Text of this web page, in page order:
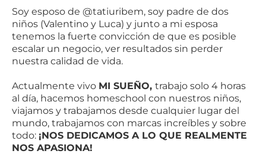
Soy esposo de @tatiuribem, soy padre de dos
niños (Valentino y Luca) y junto a mi esposa
tenemos la fuerte convicción de que es posible
escalar un negocio, ver resultados sin perder
nuestra calidad de vida.
Actualmente vivo MI SUEÑO, trabajo solo 4 horas
al día, hacemos homeschool con nuestros niños,
viajamos y trabajamos desde cualquier lugar del
mundo, trabajamos con marcas increíbles y sobre
todo: ¡NOS DEDICAMOS A LO QUE REALMENTE
NOS APASIONA!